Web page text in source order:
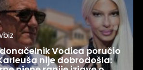
Vodica poručio
nije dobrodošla: